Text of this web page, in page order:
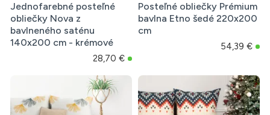
Jednofarebné posteľné
obliečky Nova z
bavlneného saténu
140x200 cm - krémové
28,70 €
Posteľné obliečky Prémium
bavlna Etno šedé 220x200
cm
54,39 €